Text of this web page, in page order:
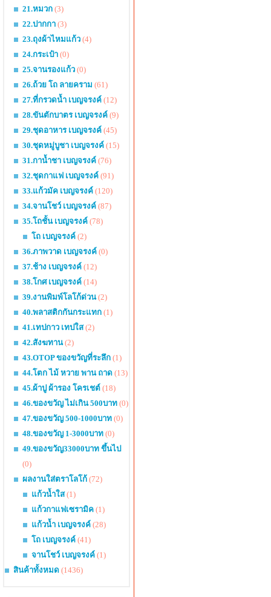
21.หมวก (3)
22.ปากกา (3)
23.ถุงผ้าไหมแก้ว (4)
24.กระเป๋า (0)
25.จานรองแก้ว (0)
26.ถ้วย โถ ลายคราม (61)
27.ที่กรวดน้ำ เบญจรงค์ (12)
28.ขันตักบาตร เบญจรงค์ (9)
29.ชุดอาหาร เบญจรงค์ (45)
30.ชุดหมู่บูชา เบญจรงค์ (15)
31.กาน้ำชา เบญจรงค์ (76)
32.ชุดกาแฟ เบญจรงค์ (91)
33.แก้วมัค เบญจรงค์ (120)
34.จานโชว์ เบญจรงค์ (87)
35.โถชั้น เบญจรงค์ (78)
โถ เบญจรงค์ (2)
36.ภาพวาด เบญจรงค์ (0)
37.ช้าง เบญจรงค์ (12)
38.โกศ เบญจรงค์ (14)
39.งานพิมพ์โลโก้ด่วน(2)
40.พลาสติกกันกระแทก (1)
41.เทปกาว เทปใส(2)
42.สังฆทาน(2)
43.OTOP ของขวัญที่ระลึก (1)
44.โตก ไม้ หวาย พาน ถาด (13)
45.ผ้าปู ผ้ารอง โครเชต์ (18)
46.ของขวัญ ไม่เกิน 500บาท (0)
47.ของขวัญ 500-1000บาท (0)
48.ของขวัญ 1-3000บาท (0)
49.ของขวัญ33000บาท ขึ้นไป
(0)
ผลงานใส่ตราโลโก้ (72)
แก้วน้ำใส(1)
แก้วกาแฟเซรามิค (1)
แก้วน้ำ เบญจรงค์ (28)
โถ เบญจรงค์ (41)
จานโชว์ เบญจรงค์ (1)
สินค้าทั้งหมด (1436)